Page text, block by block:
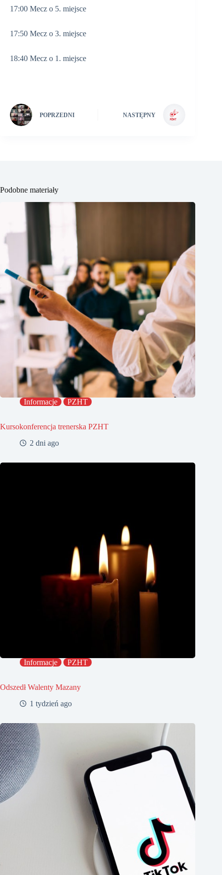
17:00 Mecz o 5. miejsce
17:50 Mecz o 3. miejsce
18:40 Mecz o 1. miejsce
POPRZEDNI NASTĘPNY
Podobne materiały
Informacje PZHT
Kursokonferencja trenerska PZHT
2 dni ago
Informacje PZHT
Odszedł Walenty Mazany
1 tydzień ago